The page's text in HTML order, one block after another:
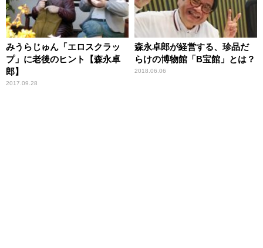
みうらじゅん「エロスクラッ
プ」に老後のヒント【森永卓
郎】
2017.09.28
森永卓郎が経営する、珍品だ
らけの博物館「B宝館」とは？
2018.06.06